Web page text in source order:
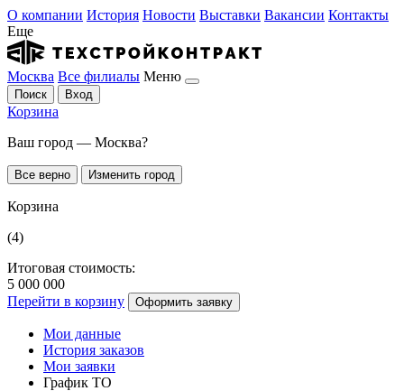
О компании История Новости Выставки Вакансии Контакты
Еще
Москва Все филиалы Меню
Поиск Вход
Корзина
Ваш город — Москва?
Все верно Изменить город
Корзина
(4)
Итоговая стоимость:
5 000 000
Перейти в корзину
Оформить заявку
Мои данные
История заказов
Мои заявки
График ТО